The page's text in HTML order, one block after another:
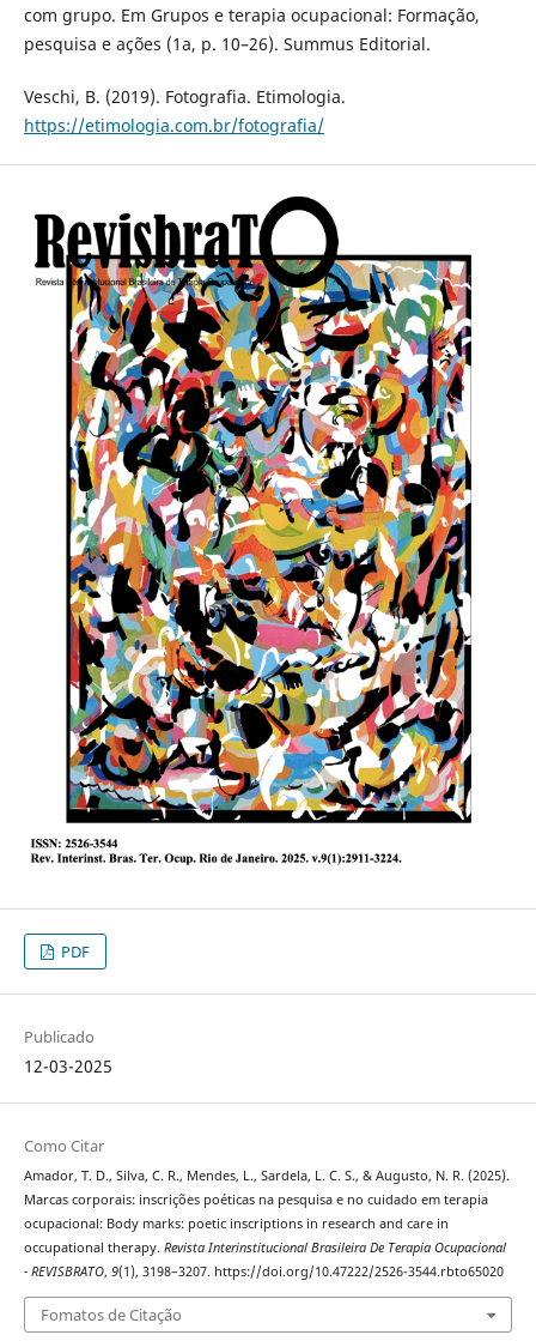
com grupo. Em Grupos e terapia ocupacional: Formação,
pesquisa e ações (1a, p. 10–26). Summus Editorial.
Veschi, B. (2019). Fotografia. Etimologia.
https://etimologia.com.br/fotografia/
PDF
Publicado
12-03-2025
Como Citar
Amador, T. D., Silva, C. R., Mendes, L., Sardela, L. C. S., & Augusto, N. R. (2025).
Marcas corporais: inscrições poéticas na pesquisa e no cuidado em terapia
ocupacional: Body marks: poetic inscriptions in research and care in
occupational therapy. Revista Interinstitucional Brasileira De Terapia Ocupacional
- REVISBRATO, 9(1), 3198–3207. https://doi.org/10.47222/2526-3544.rbto65020
Fomatos de Citação